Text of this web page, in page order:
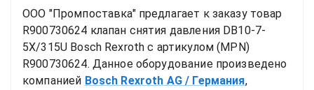
ООО "Промпоставка" предлагает к заказу товар
R900730624 клапан снятия давления DB10-7-
5X/315U Bosch Rexroth
с артикулом (MPN)
R900730624. Данное оборудование произведено
компанией Bosch Rexroth AG / Германия,